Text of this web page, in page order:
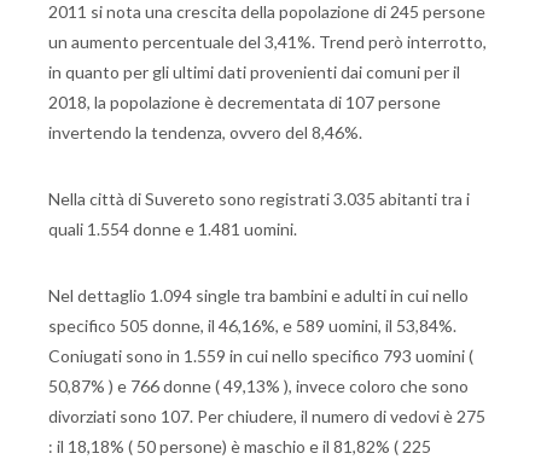
2011 si nota una crescita della popolazione di 245 persone
un aumento percentuale del 3,41%. Trend però interrotto,
in quanto per gli ultimi dati provenienti dai comuni per il
2018, la popolazione è decrementata di 107 persone
invertendo la tendenza, ovvero del 8,46%.
Nella città di Suvereto sono registrati 3.035 abitanti tra i
quali 1.554 donne e 1.481 uomini.
Nel dettaglio 1.094 single tra bambini e adulti in cui nello
specifico 505 donne, il 46,16%, e 589 uomini, il 53,84%.
Coniugati sono in 1.559 in cui nello specifico 793 uomini (
50,87% ) e 766 donne ( 49,13% ), invece coloro che sono
divorziati sono 107. Per chiudere, il numero di vedovi è 275
: il 18,18% ( 50 persone) è maschio e il 81,82% ( 225